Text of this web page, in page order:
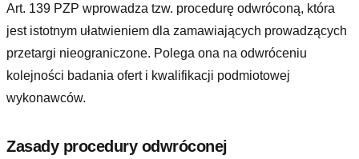
Art. 139 PZP wprowadza tzw. procedurę odwróconą, która
jest istotnym ułatwieniem dla zamawiających prowadzących
przetargi nieograniczone. Polega ona na odwróceniu
kolejności badania ofert i kwalifikacji podmiotowej
wykonawców.
Zasady procedury odwróconej